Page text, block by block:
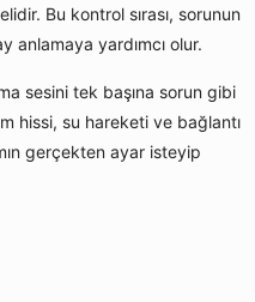
Bu kontrol sırası, sorunun
anlamaya yardımcı olur.
sesini tek başına sorun gibi
hissi, su hareketi ve bağlantı
gerçekten ayar isteyip